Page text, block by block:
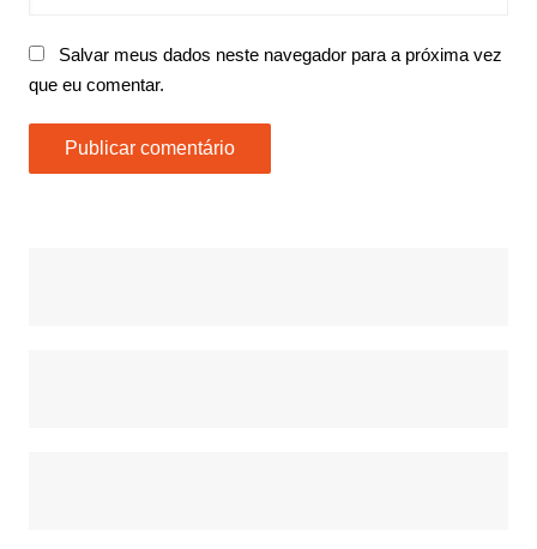
Salvar meus dados neste navegador para a próxima vez
que eu comentar.